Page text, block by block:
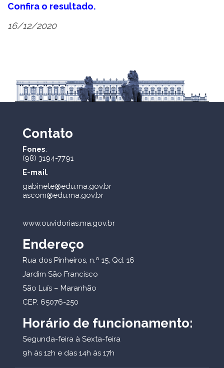
Confira o resultado.
16/12/2020
Contato
Fones:
(98) 3194-7791
E-mail:
gabinete@edu.ma.gov.br
ascom@edu.ma.gov.br
www.ouvidorias.ma.gov.br
Endereço
Rua dos Pinheiros, n.º 15, Qd. 16
Jardim São Francisco
São Luís – Maranhão
CEP: 65076-250
Horário de funcionamento:
Segunda-feira à Sexta-feira
9h às 12h e das 14h às 17h